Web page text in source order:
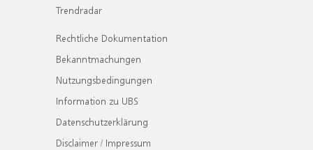
Trendradar
Rechtliche Dokumentation
Bekanntmachungen
Nutzungsbedingungen
Information zu UBS
Datenschutzerklärung
Disclaimer / Impressum